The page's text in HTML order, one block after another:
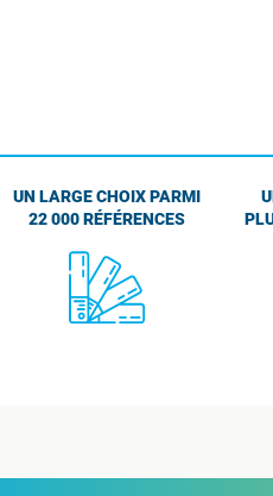
UN LARGE CHOIX PARMI
22 000 RÉFÉRENCES